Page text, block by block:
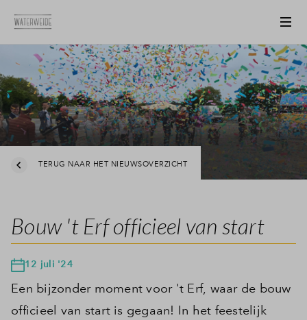
TERUG NAAR HET NIEUWSOVERZICHT
Bouw 't Erf officieel van start
12 juli '24
Een bijzonder moment voor 't Erf, waar de bouw
officieel van start is gegaan! In het feestelijk